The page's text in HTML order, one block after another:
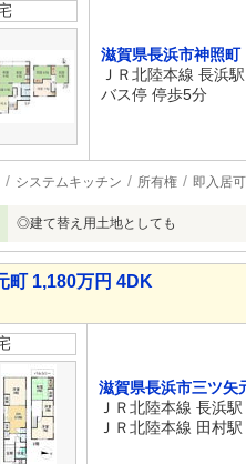
滋賀県長浜市神照町
ＪＲ北陸本線 長浜
バス停 停歩5分
システムキッチン 所有権 即入居可
◎建て替え用土地としても
町 1,180万円 4DK
滋賀県長浜市三ツ矢
ＪＲ北陸本線 長浜
ＪＲ北陸本線 田村